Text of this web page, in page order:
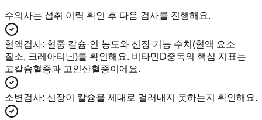
수의사는 섭취 이력 확인 후 다음 검사를 진행해요.
혈액검사: 혈중 칼슘·인 농도와 신장 기능 수치(혈액 요소
질소, 크레아티닌)를 확인해요. 비타민D중독의 핵심 지표는
고칼슘혈증과 고인산혈증이에요.
소변검사: 신장이 칼슘을 제대로 걸러내지 못하는지 확인해요.